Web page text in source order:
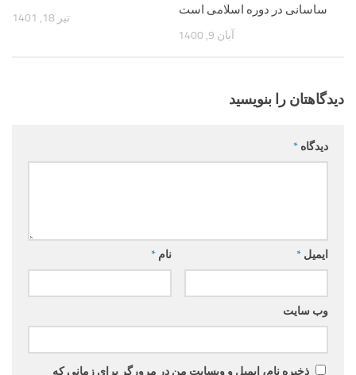
تیر 18, 1401
ساسانی در دوره اسلامی است
آبان 9, 1400
دیدگاهتان را بنویسید
دیدگاه *
نام * ایمیل *
وب‌ سایت
ذخیره نام، ایمیل و وبسایت من در مرورگر برای زمانی که